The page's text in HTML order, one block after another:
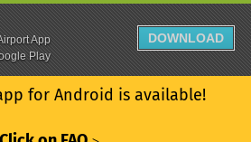
for Android is available!
App
Play
DOWNLOAD